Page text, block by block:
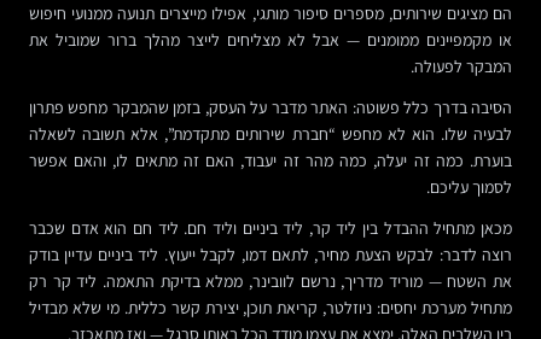
הם מציגים שירותים, מספרים סיפור מותגי, אפילו מייצרים תנועה ממנועי חיפוש
או מקמפיינים ממומנים — אבל לא מצליחים לייצר מהלך ברור שמוביל את
המבקר לפעולה.
הסיבה בדרך כלל פשוטה: האתר מדבר על העסק, בזמן שהמבקר מחפש פתרון
לבעיה שלו. הוא לא מחפש “חברת שירותים מתקדמת”, אלא תשובה לשאלה
בוערת. כמה זה יעלה, כמה מהר זה יעבוד, האם זה מתאים לו, והאם אפשר
לסמוך עליכם.
מכאן מתחיל ההבדל בין ליד קר, ליד ביניים וליד חם. ליד חם הוא אדם שכבר
רוצה לדבר: לבקש הצעת מחיר, לתאם דמו, לקבל ייעוץ. ליד ביניים עדיין בודק
את השטח — מוריד מדריך, נרשם לוובינר, ממלא בדיקת התאמה. ליד קר רק
מתחיל מערכת יחסים: ניוזלטר, קריאת תוכן, יצירת קשר כללית. מי שלא מבדיל
בין השלבים האלה, ימצא את עצמו מודד הכל באותו סרגל — ואז מתאכזב.